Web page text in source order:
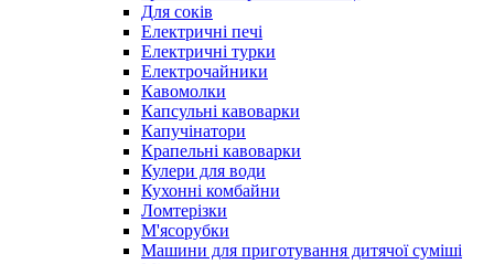
Для соків
Електричні печі
Електричні турки
Електрочайники
Кавомолки
Капсульні кавоварки
Капучінатори
Крапельні кавоварки
Кулери для води
Кухонні комбайни
Ломтерізки
М'ясорубки
Машини для приготування дитячої суміші